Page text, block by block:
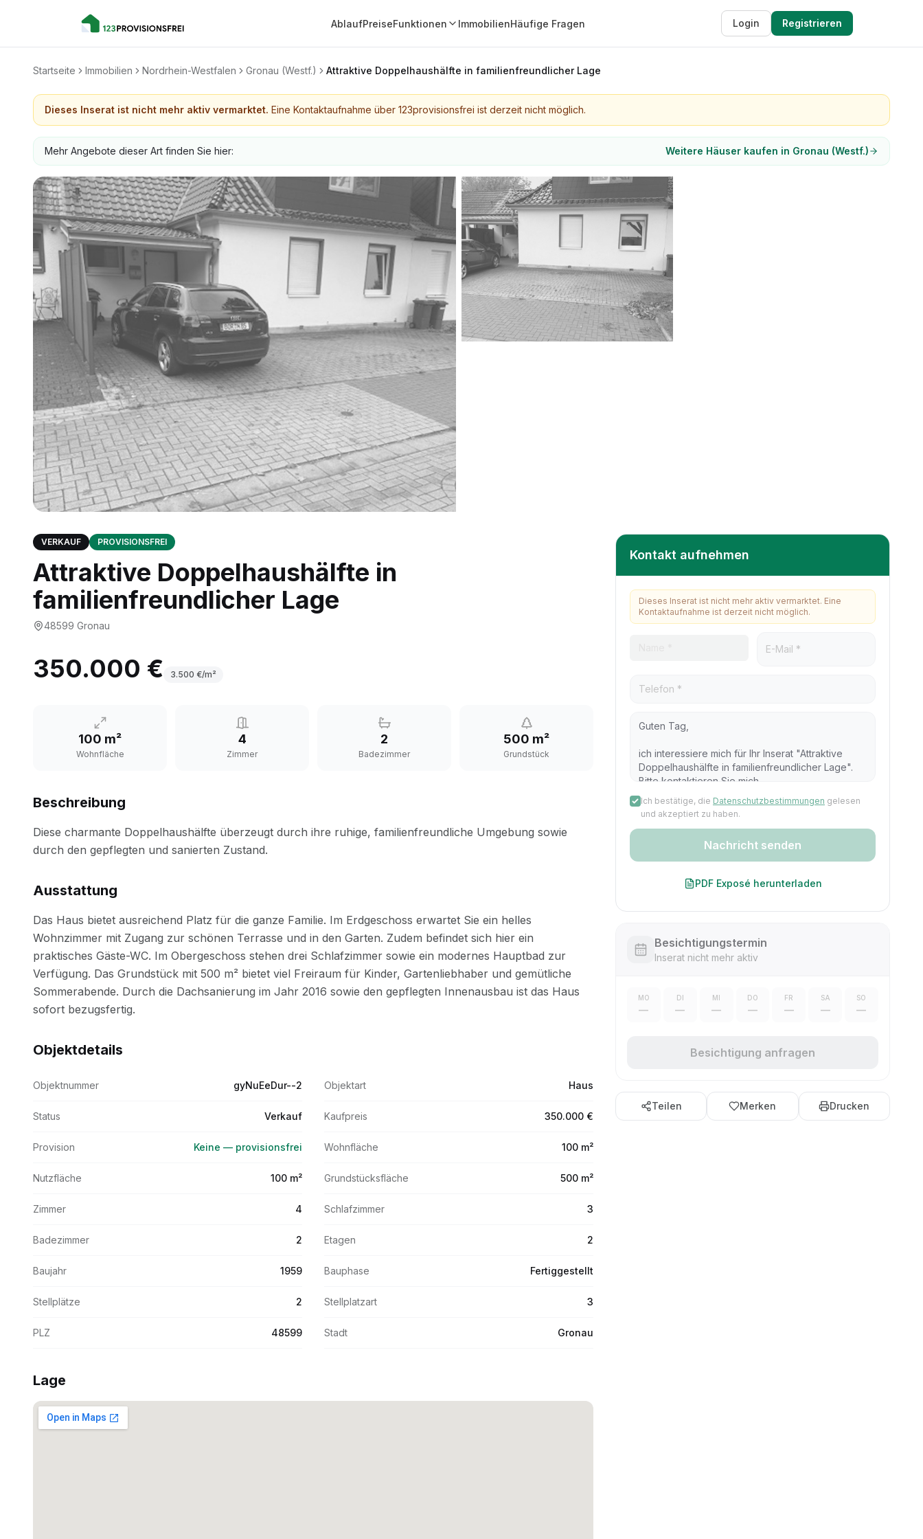
AblaufPreiseFunktionen ImmobilienHäufige Fragen Login Registrieren
Startseite Immobilien Nordrhein-Westfalen Gronau (Westf.) Attraktive Doppelhaushälfte in familienfreundlicher Lage
Dieses Inserat ist nicht mehr aktiv vermarktet. Eine Kontaktaufnahme über 123provisionsfrei ist derzeit nicht möglich.
Mehr Angebote dieser Art finden Sie hier: Weitere Häuser kaufen in Gronau (Westf.)
VERKAUF PROVISIONSFREI
Attraktive Doppelhaushälfte in
familienfreundlicher Lage
48599 Gronau
350.000 € 3.500 €/m²
100 m²
Wohnfläche
4
Zimmer
2
Badezimmer
500 m²
Grundstück
Beschreibung
Ausstattung
Objektdetails
Objektnummer gyNuEeDur--2 Objektart Haus
Status Verkauf Kaufpreis 350.000 €
Provision Keine — provisionsfrei Wohnfläche 100 m²
Nutzfläche 100 m² Grundstücksfläche 500 m²
Zimmer 4 Schlafzimmer 3
Badezimmer 2 Etagen 2
Baujahr 1959 Bauphase Fertiggestellt
Stellplätze 2 Stellplatzart 3
PLZ 48599 Stadt Gronau
Lage
Kontakt aufnehmen
Dieses Inserat ist nicht mehr aktiv vermarktet. Eine
Kontaktaufnahme ist derzeit nicht möglich.
Ich bestätige, die Datenschutzbestimmungen gelesen
und akzeptiert zu haben.
Nachricht senden
PDF Exposé herunterladen
Besichtigungstermin
Inserat nicht mehr aktiv
MO
—
DI
—
MI
—
DO
—
FR
—
SA
—
SO
—
Besichtigung anfragen
Teilen Merken Drucken